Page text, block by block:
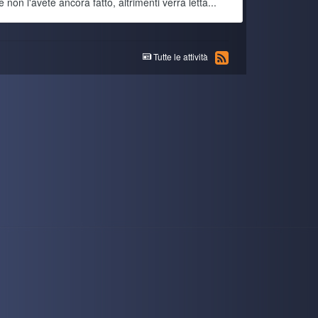
3 July 4:56 PM
Tutte le attività